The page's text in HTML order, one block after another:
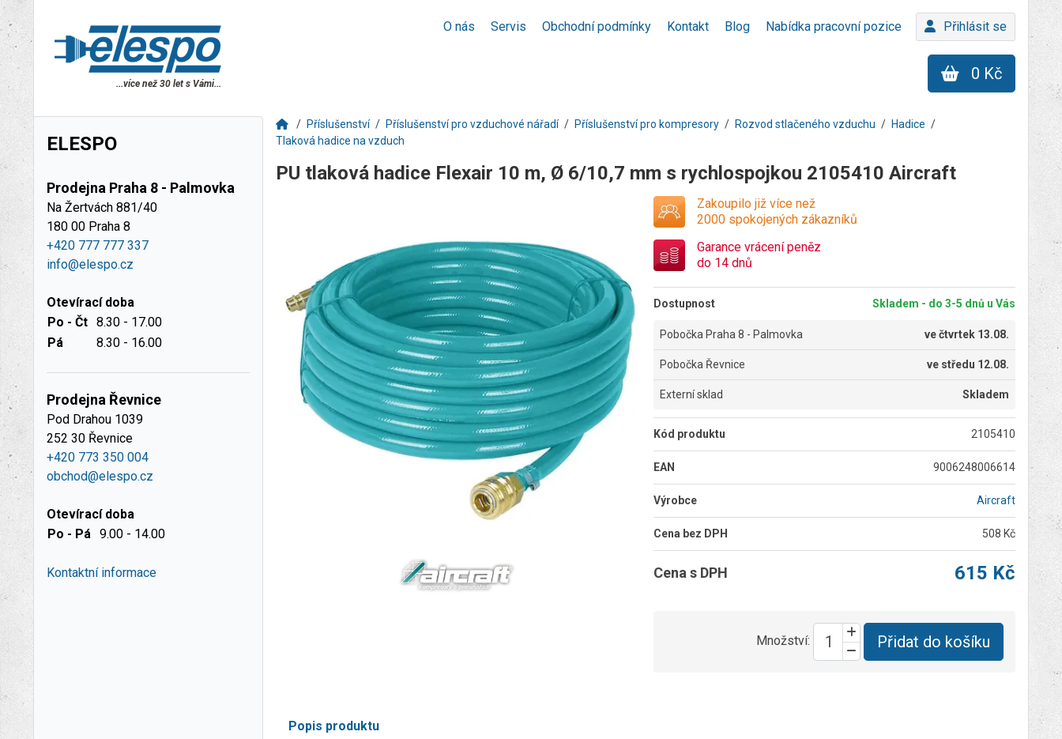
O nás Servis Obchodní podmínky Kontakt Blog Nabídka pracovní pozice Přihlásit se
...více než 30 let s Vámi...
0 Kč
ELESPO
Prodejna Praha 8 - Palmovka
Na Žertvách 881/40
180 00 Praha 8
+420 777 777 337
info@elespo.cz
Otevírací doba
Po - Čt 8.30 - 17.00
Pá
8.30 - 16.00
Prodejna Řevnice
Pod Drahou 1039
252 30 Řevnice
+420 773 350 004
obchod@elespo.cz
Otevírací doba
Po - Pá 9.00 - 14.00
Kontaktní informace
Příslušenství Příslušenství pro vzduchové nářadí Příslušenství pro kompresory Rozvod stlačeného vzduchu
Hadice
Tlaková hadice na vzduch
PU tlaková hadice Flexair 10 m, Ø 6/10,7 mm s rychlospojkou 2105410 Aircraft
Zakoupilo již více než
2000 spokojených zákazníků
Garance vrácení peněz
do 14 dnů
Dostupnost Skladem - do 3-5 dnů u Vás
Pobočka Praha 8 - Palmovka večtvrtek 13.08.
Pobočka Řevnice ve středu 12.08.
Externí sklad Skladem
Kód produktu 2105410
EAN 9006248006614
Výrobce Aircraft
Cena bez DPH 508 Kč
Cena s DPH 615 Kč
Množství: Přidat do košíku
Popis produktu